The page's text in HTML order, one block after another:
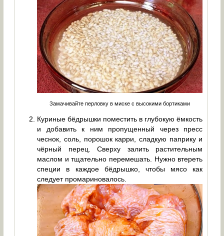
Замачивайте перловку в миске с высокими бортиками
Куриные бёдрышки поместить в глубокую ёмкость
и добавить к ним пропущенный через пресс
чеснок, соль, порошок карри, сладкую паприку и
чёрный перец. Сверху залить растительным
маслом и тщательно перемешать. Нужно втереть
специи в каждое бёдрышко, чтобы мясо как
следует промариновалось.